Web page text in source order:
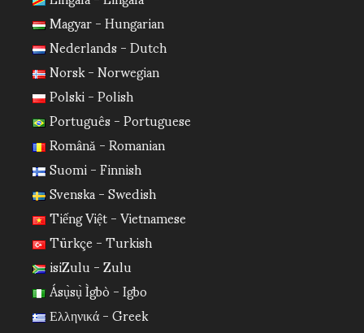
Magyar - Hungarian
Nederlands - Dutch
Norsk - Norwegian
Polski - Polish
Português - Portuguese
Română - Romanian
Suomi - Finnish
Svenska - Swedish
Tiếng Việt - Vietnamese
Türkçe - Turkish
isiZulu - Zulu
Ásụ̀sụ̀ Ìgbò - Igbo
Ελληνικά - Greek